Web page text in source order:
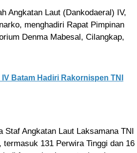
Angkatan Laut (Dankodaeral) IV,
menghadiri Rapat Pimpinan
Denma Mabesal, Cilangkap,
Batam Hadiri Rakornispen TNI
Staf Angkatan Laut Laksamana TNI
131 Perwira Tinggi dan 16